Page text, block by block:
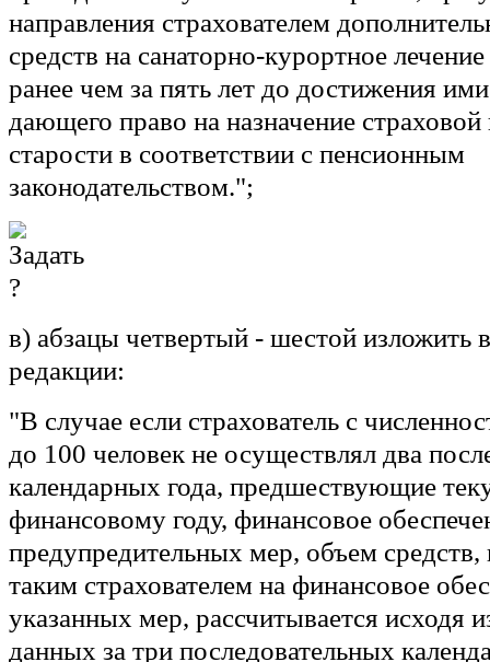
направления страхователем
средств на санаторно-курортное
ранее чем за пять лет до достижения
дающего право на назначение
старости в соответствии с пенсионным
законодательством.";
в) абзацы четвертый - шестой изложить
редакции:
"В случае если страхователь с
до 100 человек не осуществлял два
календарных года, предшествующие
финансовому году, финансовое
предупредительных мер, объем
таким страхователем на финансовое
указанных мер, рассчитывается исходя
данных за три последовательных